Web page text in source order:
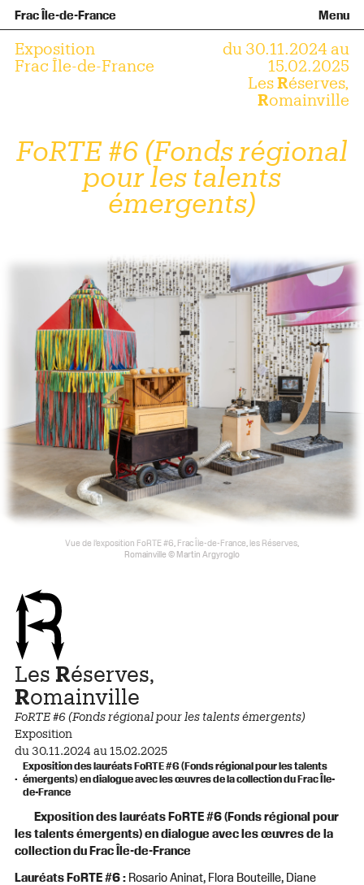
Frac Île-de-France Menu
What is a Frac ?
Loans of works
Offsite broadcast
Access
Getting here
Contact
Tours and workshops
Families and children
Teens and adults
Groups
Accessibility
Fr En
Exposition
Frac Île-de-France
du 30.11.2024 au
15.02.2025
LesRéserves,
Romainville
FoRTE #6 (Fonds régional
pour les talents
émergents)
Vue de l’exposition FoRTE #6, Frac Île-de-France, les Réserves,
Romainville © Martin Argyroglo
Les Réserves,
Romainville
FoRTE #6 (Fonds régional pour les talents émergents)
Exposition
du 30.11.2024 au 15.02.2025
Exposition des lauréats FoRTE #6 (Fonds régional pour les talents
émergents) en dialogue avec les œuvres de la collection du Frac Île-
de-France
Exposition des lauréats FoRTE #6 (Fonds régional pour
les talents émergents) en dialogue avec les œuvres de la
collection du Frac Île-de-France
Lauréats FoRTE #6 : Rosario Aninat, Flora Bouteille, Diane